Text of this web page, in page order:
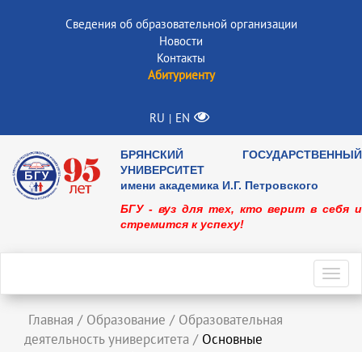
Сведения об образовательной организации
Новости
Контакты
Абитуриенту
RU | EN
БРЯНСКИЙ ГОСУДАРСТВЕННЫЙ
УНИВЕРСИТЕТ
имени академика И.Г. Петровского
БГУ - вуз для тех, кто верит в себя и
стремится к успеху!
Главная / Образование / Образовательная
деятельность университета / Основные